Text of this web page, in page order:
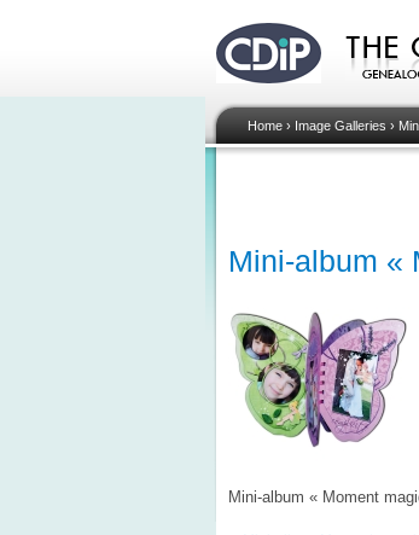
Home› Image Galleries ›
Mini-album «
Mini-album « Moment